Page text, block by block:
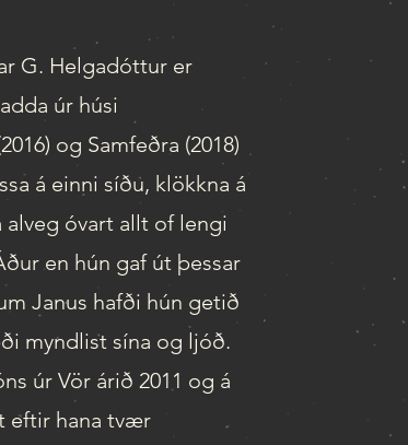
G. Helgadóttur er
úr húsi
og Samfeðra (2018)
á einni síðu, klökkna á
óvart allt of lengi
en hún gaf út þessar
Janus hafði hún getið
myndlist sína og ljóð.
úr Vör árið 2011 og á
eftir hana tvær